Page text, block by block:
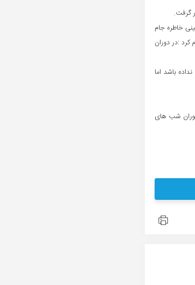
گرفت.
خاطره جام
:در دوران
باشد اما
شب های